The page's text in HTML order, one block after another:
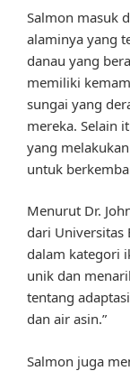
Salmon masuk
alaminya yang
danau yang
memiliki
sungai yang
mereka. Selain
yang
untuk
Menurut Dr.
dari Universitas
dalam kategori
unik dan
tentang
dan air asin.”
Salmon juga